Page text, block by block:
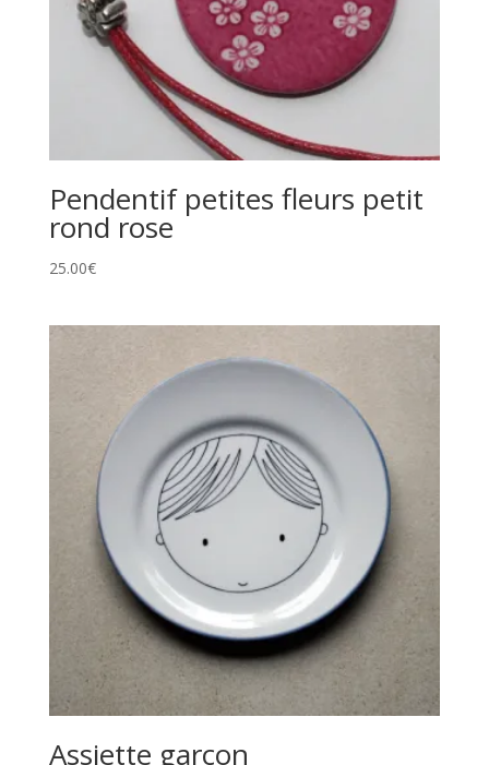
Pendentif petites fleurs petit
rond rose
25.00€
Assiette garçon